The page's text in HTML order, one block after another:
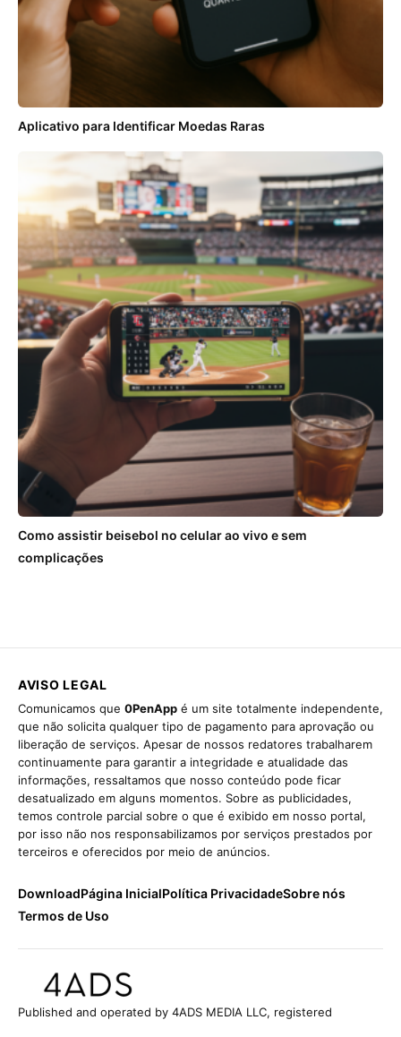
Aplicativo para Identificar Moedas Raras
Como assistir beisebol no celular ao vivo e sem
complicações
AVISO LEGAL
Comunicamos que 0PenApp é um site totalmente independente,
que não solicita qualquer tipo de pagamento para aprovação ou
liberação de serviços. Apesar de nossos redatores trabalharem
continuamente para garantir a integridade e atualidade das
informações, ressaltamos que nosso conteúdo pode ficar
desatualizado em alguns momentos. Sobre as publicidades,
temos controle parcial sobre o que é exibido em nosso portal,
por isso não nos responsabilizamos por serviços prestados por
terceiros e oferecidos por meio de anúncios.
DownloadPágina InicialPolítica PrivacidadeSobre nós
Termos de Uso
Published and operated by 4ADS MEDIA LLC, registered